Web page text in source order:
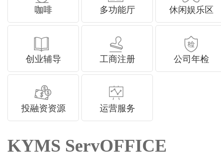
咖啡 多功能厅 休闲娱乐区
创业辅导 工商注册 公司年检
投融资资源 运营服务
KYMS ServOFFICE